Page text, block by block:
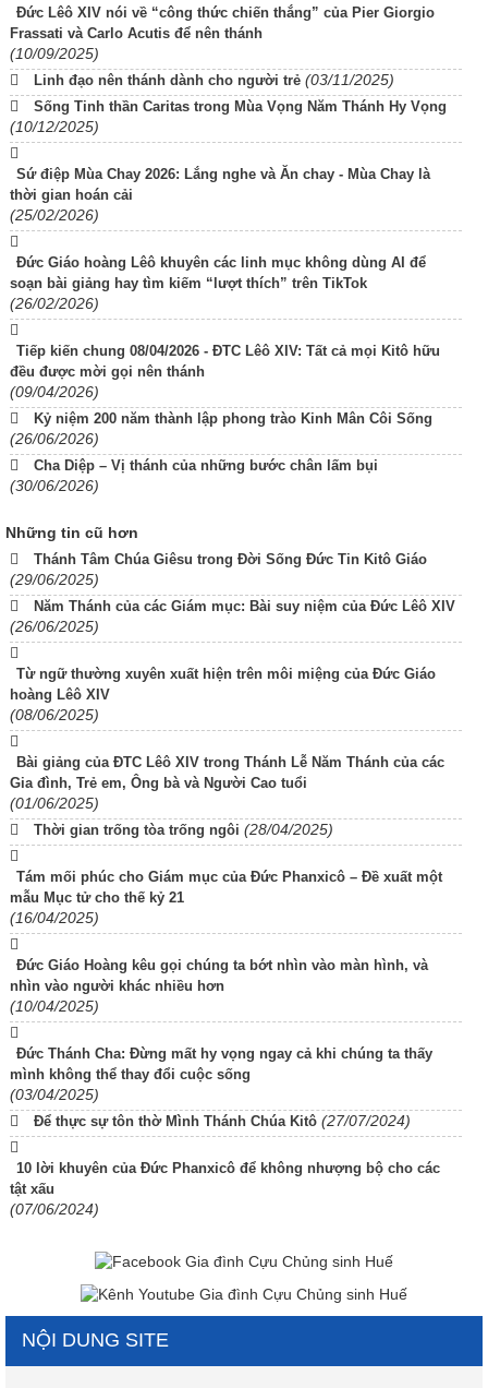
Đức Lêô XIV nói về “công thức chiến thắng” của Pier Giorgio
Frassati và Carlo Acutis để nên thánh
(10/09/2025)
Linh đạo nên thánh dành cho người trẻ (03/11/2025)
Sống Tinh thần Caritas trong Mùa Vọng Năm Thánh Hy Vọng
(10/12/2025)
Sứ điệp Mùa Chay 2026: Lắng nghe và Ăn chay - Mùa Chay là
thời gian hoán cải
(25/02/2026)
Đức Giáo hoàng Lêô khuyên các linh mục không dùng AI để
soạn bài giảng hay tìm kiếm “lượt thích” trên TikTok
(26/02/2026)
Tiếp kiến chung 08/04/2026 - ĐTC Lêô XIV: Tất cả mọi Kitô hữu
đều được mời gọi nên thánh
(09/04/2026)
Kỷ niệm 200 năm thành lập phong trào Kinh Mân Côi Sống
(26/06/2026)
Cha Diệp – Vị thánh của những bước chân lấm bụi
(30/06/2026)
Những tin cũ hơn
Thánh Tâm Chúa Giêsu trong Đời Sống Đức Tin Kitô Giáo
(29/06/2025)
Năm Thánh của các Giám mục: Bài suy niệm của Đức Lêô XIV
(26/06/2025)
Từ ngữ thường xuyên xuất hiện trên môi miệng của Đức Giáo
hoàng Lêô XIV
(08/06/2025)
Bài giảng của ĐTC Lêô XIV trong Thánh Lễ Năm Thánh của các
Gia đình, Trẻ em, Ông bà và Người Cao tuổi
(01/06/2025)
Thời gian trống tòa trống ngôi (28/04/2025)
Tám mối phúc cho Giám mục của Đức Phanxicô – Đề xuất một
mẫu Mục tử cho thế kỷ 21
(16/04/2025)
Đức Giáo Hoàng kêu gọi chúng ta bớt nhìn vào màn hình, và
nhìn vào người khác nhiều hơn
(10/04/2025)
Đức Thánh Cha: Đừng mất hy vọng ngay cả khi chúng ta thấy
mình không thể thay đổi cuộc sống
(03/04/2025)
Để thực sự tôn thờ Mình Thánh Chúa Kitô (27/07/2024)
10 lời khuyên của Đức Phanxicô để không nhượng bộ cho các
tật xấu
(07/06/2024)
NỘI DUNG SITE